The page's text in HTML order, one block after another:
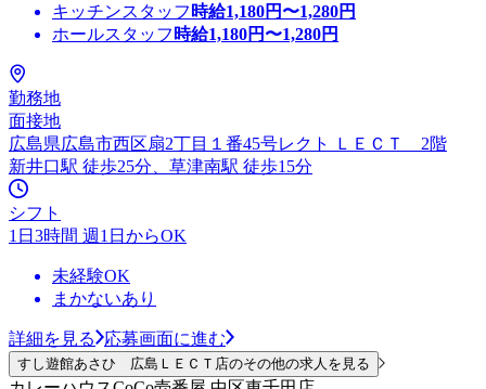
キッチンスタッフ 時給1,180円〜1,280円
ホールスタッフ 時給1,180円〜1,280円
勤務地
面接地
広島県広島市西区扇2丁目１番45号レクト ＬＥＣＴ 2階
新井口駅 徒歩25分、草津南駅 徒歩15分
シフト
1日3時間 週1日からOK
未経験OK
まかないあり
詳細を見る 応募画面に進む
すし遊館あさひ 広島ＬＥＣＴ店のその他の求人を見る